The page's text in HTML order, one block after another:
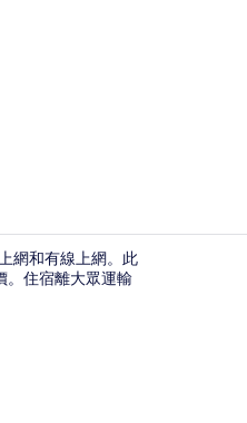
網和有線上網。此
。住宿離大眾運輸